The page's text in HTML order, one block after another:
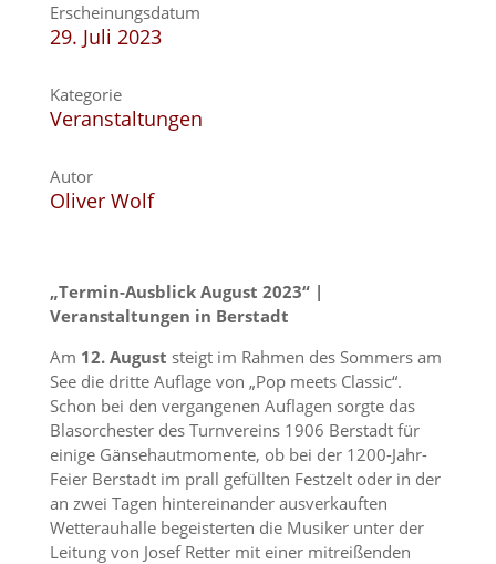
Erscheinungsdatum
29. Juli 2023
Kategorie
Veranstaltungen
Autor
Oliver Wolf
„Termin-Ausblick August 2023“ |
Veranstaltungen in Berstadt
Am 12. August steigt im Rahmen des Sommers am
See die dritte Auflage von „Pop meets Classic“.
Schon bei den vergangenen Auflagen sorgte das
Blasorchester des Turnvereins 1906 Berstadt für
einige Gänsehautmomente, ob bei der 1200-Jahr-
Feier Berstadt im prall gefüllten Festzelt oder in der
an zwei Tagen hintereinander ausverkauften
Wetterauhalle begeisterten die Musiker unter der
Leitung von Josef Retter mit einer mitreißenden